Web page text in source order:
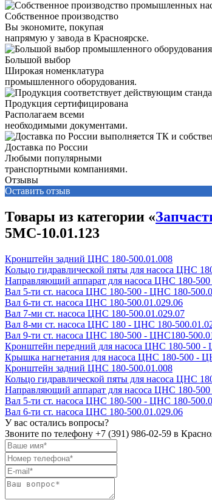
Собственное производство
Вы экономите, покупая
напрямую у завода в Красноярске.
Большой выбор
Широкая номенклатура
промышленного оборудования.
Продукция сертифицирована
Располагаем всеми
необходимыми документами.
Доставка по России
Любыми популярными
транспортными компаниями.
Отзывы
Оставить отзыв
Товары из категории «
5МС-10.01.123
Кронштейн задний ЦНС 180-500.01.008
Кольцо гидравлической пяты для насоса ЦНС
Направляющий аппарат для насоса ЦНС 180-
Вал 5-ти ст. насоса ЦНС 180-500 - ЦНС 180-
Вал 6-ти ст. насоса ЦНС 180-500.01.029.06
Вал 7-ми ст. насоса ЦНС 180-500.01.029.07
Вал 8-ми ст. насоса ЦНС 180 - ЦНС 180-
Вал 9-ти ст. насоса ЦНС 180-500 - ЦНС180-
Кронштейн передний для насоса ЦНС 180-500 -
Крышка нагнетания для насоса ЦНС 180-500 -
Кронштейн задний ЦНС 180-500.01.008
Кольцо гидравлической пяты для насоса ЦНС
Направляющий аппарат для насоса ЦНС 180-
Вал 5-ти ст. насоса ЦНС 180-500 - ЦНС 180-
Вал 6-ти ст. насоса ЦНС 180-500.01.029.06
У вас остались вопросы?
Звоните по телефону +7 (391) 986-02-59 в